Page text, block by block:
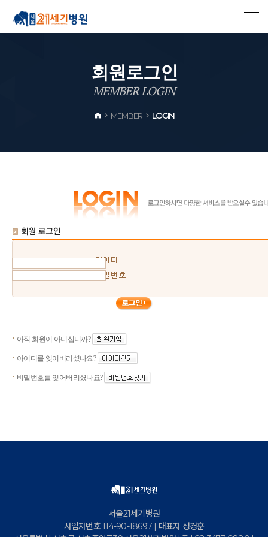
회 원 로그인
MEMBERLOGIN
MEMBER LOGIN
아직 회원이 아니십니까?
아이디를 잊어버리셨나요?
비밀번호를 잊어버리셨나요?
서울21세기병원
사업자번호 114-90-18697 | 대표자 성경훈